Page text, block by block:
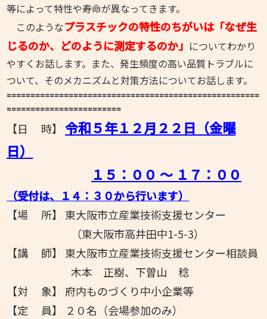
等によって特性や寿命が異なってきます。
このようなプラスチックの特性のちがいは「なぜ生
じるのか、どのように測定するのか」 についてわかり
やすくお話します。また、発生頻度の高い品質トラブルに
ついて、そのメカニズムと対策方法についてお話します。
=====================================================
========================
【日 時】令和５年１２月２２ 日（金曜
日）
１５：００ ～ １７：００
（受付は、１４：３０から行います）
【場 所】 東大阪市立産業技術支援センター
（東大阪市高井田中1-5-3）
【講 師】 東大阪市立産業技術支援センター相談員
木本 正樹、下曽山 稔
【対 象】 府内ものづくり中小企業等
【定 員】 ２０名（会場参加のみ）